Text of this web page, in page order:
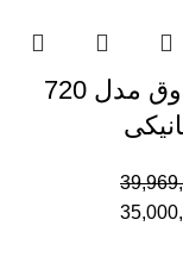
گاوصندوق مدل 720